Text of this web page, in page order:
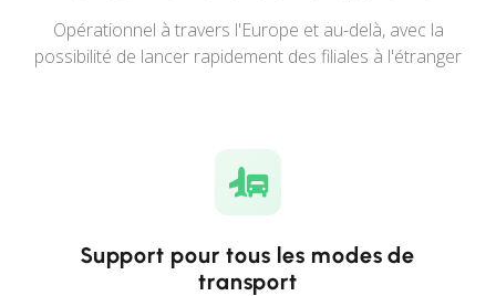
Opérationnel à travers l'Europe et au-delà, avec la
possibilité de lancer rapidement des filiales à l'étranger
Support pour tous les modes de
transport